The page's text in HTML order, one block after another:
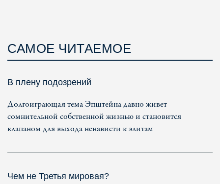
САМОЕ ЧИТАЕМОЕ
В плену подозрений
Долгоиграющая тема Эпштейна давно живет
сомнительной собственной жизнью и становится
клапаном для выхода ненависти к элитам
Чем не Третья мировая?